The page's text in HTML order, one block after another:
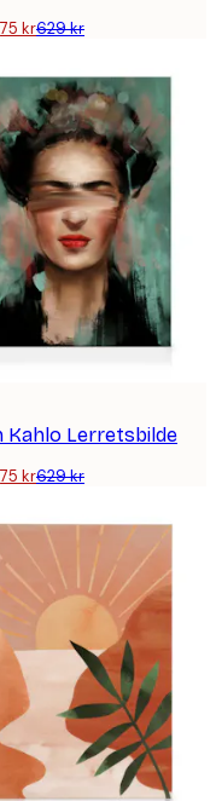
kr629 kr
Kahlo Lerretsbilde
kr629 kr